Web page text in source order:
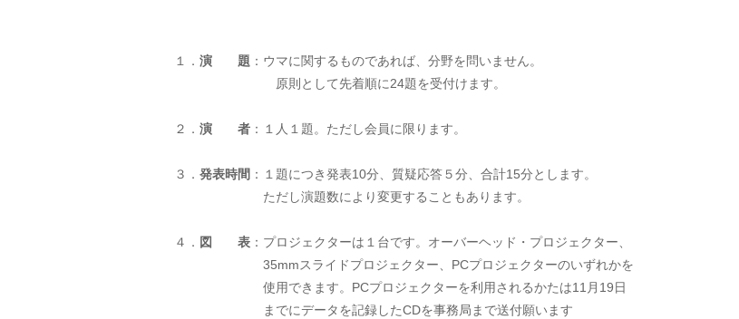
１． 演 題 ：ウマに関するものであれば、分野を問いません。
原則として先着順に24題を受付けます。
２． 演 者 ：１人１題。ただし会員に限ります。
３． 発表時間 ：１題につき発表10分、質疑応答５分、合計15分とします。
ただし演題数により変更することもあります。
４． 図 表 ：プロジェクターは１台です。オーバーヘッド・プロジェクター、
35mmスライドプロジェクター、PCプロジェクターのいずれかを
使用できます。PCプロジェクターを利用されるかたは11月19日
までにデータを記録したCDを事務局まで送付願います